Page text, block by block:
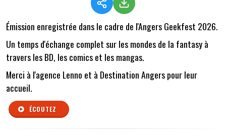
Émission enregistrée dans le cadre de l'Angers Geekfest 2026.
Un temps d'échange complet sur les mondes de la fantasy à
travers les BD, les comics et les mangas.
Merci à l'agence Lenno et à Destination Angers pour leur
accueil.
ÉCOUTEZ